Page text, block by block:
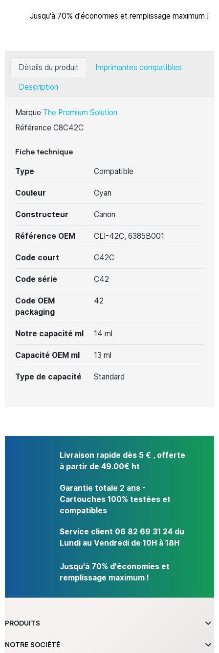
Jusqu'à 70% d'économies et remplissage maximum !
Détails du produit Imprimantes compatibles
Description
Marque The Premium Solution
Référence C8C42C
Fiche technique
Type Compatible
Couleur Cyan
Constructeur Canon
Référence OEM CLI-42C, 6385B001
Code court C42C
Code série C42
Code OEM
packaging
42
Notre capacité ml 14 ml
Capacité OEM ml 13 ml
Type de capacité Standard
Livraison rapide dès 5 € , offerte
à partir de 49.00€ ht
Garantie totale 2 ans -
Cartouches 100% testées et
compatibles
Service client 06 82 69 31 24 du
Lundi au Vendredi de 10H à 18H
Jusqu'à 70% d'économies et
remplissage maximum !
PRODUITS 
NOTRE SOCIÉTÉ 